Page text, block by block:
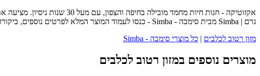
גרם | Simba מבית סימבה - Simba - כנסו לעמוד המוצר המלא לפרטים נוספים, ביקורות לקוחות והזמנה.
מזון רטוב לכלבים | כל מוצרי סימבה - Simba
מוצרים נוספים במזון רטוב לכלבים